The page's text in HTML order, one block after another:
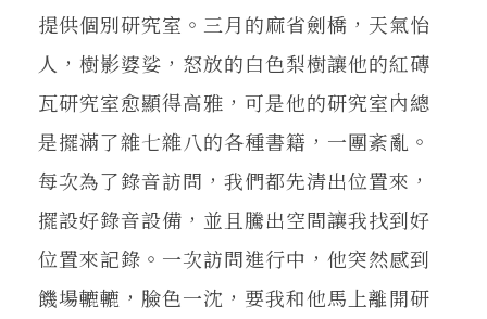
提供個別研究室。三月的麻省劍橋，天氣怡
人，樹影婆娑，怒放的白色梨樹讓他的紅磚
瓦研究室愈顯得高雅，可是他的研究室內總
是擺滿了雜七雜八的各種書籍，一團紊亂。
每次為了錄音訪問，我們都先清出位置來，
擺設好錄音設備，並且騰出空間讓我找到好
位置來記錄。一次訪問進行中，他突然感到
饑場轆轆，臉色一沈，要我和他馬上離開研